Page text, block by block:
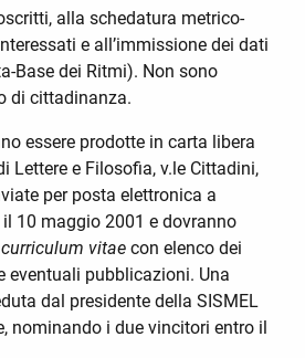
alla schedatura metrico-
e all’immissione dei dati
Base dei Ritmi). Non sono
di cittadinanza.
essere prodotte in carta libera
Lettere e Filosofia, v.le Cittadini,
per posta elettronica a
10 maggio 2001 e dovranno
curriculum vitae con elenco dei
eventuali pubblicazioni. Una
dal presidente della SISMEL
nominando i due vincitori entro il